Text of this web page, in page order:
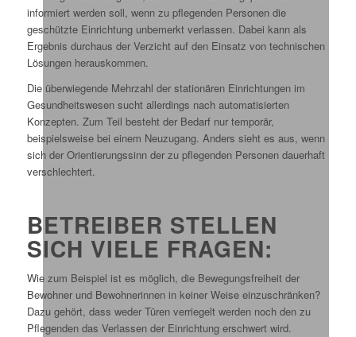
informiert werden soll, wenn zu pflegenden Personen die
geschützte Einrichtung unbemerkt verlassen. Dabei kann als
Ergebnis durchaus der Verzicht auf den Einsatz von technischen
Lösungen herauskommen.
Die überwiegende Mehrzahl der stationären Einrichtungen im
Gesundheitswesen sucht allerdings nach automatisierten
Konzepten. Zum Teil besteht der Bedarf nur temporär,
beispielsweise bei einem Neuzugang. Anders sieht es aus, wenn
sich der Orientierungssinn der zu pflegenden Personen dauerhaft
verschlechtert.
BETREIBER STELLEN
SICH VIELE FRAGEN:
Wie zum Beispiel ist es möglich, die Bewegungsfreiheit der
Bewohner und Bewohnerinnen in keiner Weise einzuschränken?
Dazu gehört, dass weder Türen verriegelt werden noch den zu
Pflegenden das Verlassen der Einrichtung erschwert wird.